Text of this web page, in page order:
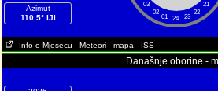
Azimut
110.5° IJI
03
21
02
22
01 23
24
Info o Mjesecu - Meteori - mapa - ISS
Današnje oborine -